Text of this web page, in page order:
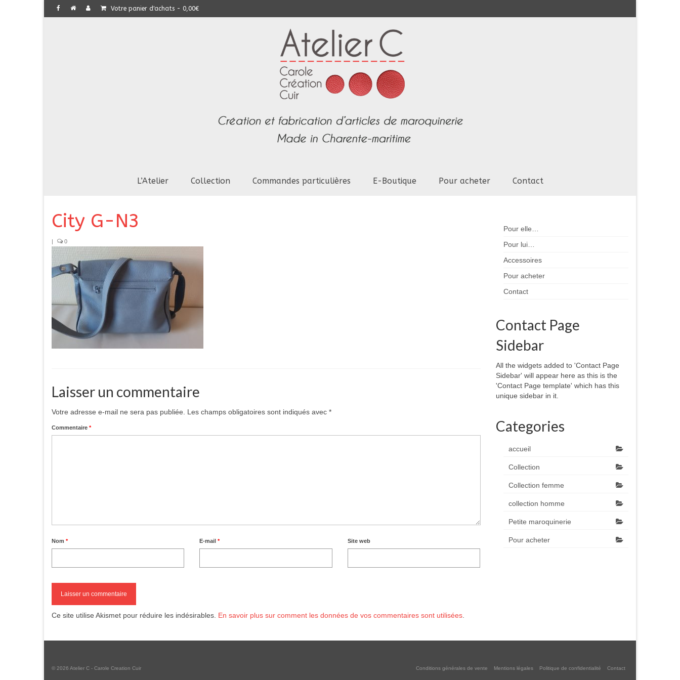
Votre panier d'achats - 0,00€
L’Atelier Collection Commandes particulières E-Boutique Pour acheter Contact
City G-N3
| 0
Laisser un commentaire
Votre adresse e-mail ne sera pas publiée. Les champs obligatoires sont indiqués avec *
Commentaire *
Nom * E-mail* Site web
Ce site utilise Akismet pour réduire les indésirables. En savoir plus sur comment les données de vos commentaires sont utilisées
Pour elle…
Pour lui…
Accessoires
Pour acheter
Contact
Contact Page
Sidebar
All the widgets added to 'Contact Page
Sidebar' will appear here as this is the
'Contact Page template' which has this
unique sidebar in it.
Categories
accueil
Collection
Collection femme
collection homme
Petite maroquinerie
Pour acheter
Conditions générales de vente Mentions légales Politique de confidentialité Contact
© 2026 Atelier C - Carole Creation Cuir